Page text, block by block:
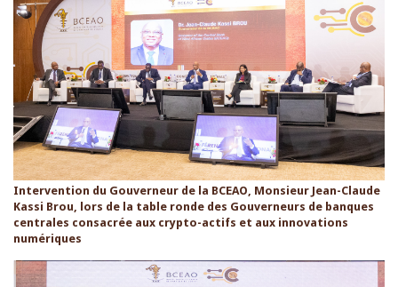
Intervention du Gouverneur de la BCEAO, Monsieur Jean-Claude
Kassi Brou, lors de la table ronde des Gouverneurs de banques
centrales consacrée aux crypto-actifs et aux innovations
numériques